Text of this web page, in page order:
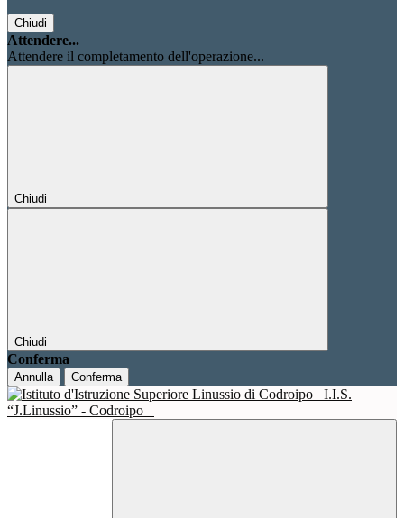
Chiudi
Attendere...
Attendere il completamento dell'operazione...
Chiudi
Chiudi
Conferma
Annulla Conferma
I.I.S.
“J.Linussio” - Codroipo